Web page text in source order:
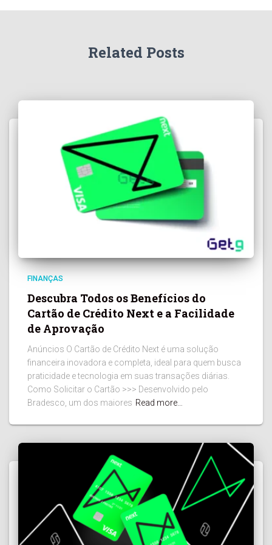
Related Posts
FINANÇAS
Descubra Todos os Benefícios do
Cartão de Crédito Next e a Facilidade
de Aprovação
Anúncios O Cartão de Crédito Next é uma solução
financeira inovadora e completa, ideal para quem busca
praticidade e tecnologia em suas transações diárias.
Como Solicitar o Cartão >>> Desenvolvido pelo
Bradesco, um dos maiores Read more…